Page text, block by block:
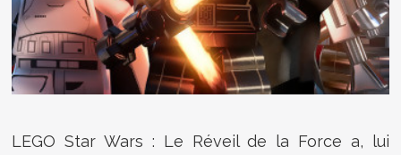
LEGO Star Wars : Le Réveil de la Force a, lui